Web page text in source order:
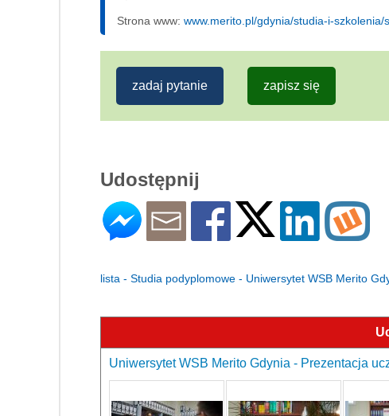
Strona www: www.merito.pl/gdynia/studia-i-
zadaj pytanie zapisz się
Udostępnij
lista - Studia podyplomowe - Uniwersytet WSB Merito
Uniwersytet WSB Merito Gdynia - Prezentacja